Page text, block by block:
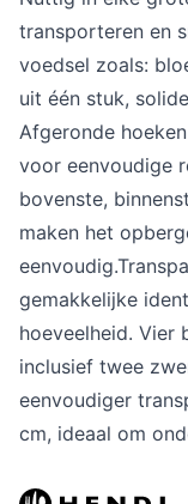
transporteren en
voedsel zoals:
uit één stuk,
Afgeronde
voor eenvoudige
bovenste,
maken het
gemakkelijke
hoeveelheid. Vier
inclusief twee
eenvoudiger
cm, ideaal om